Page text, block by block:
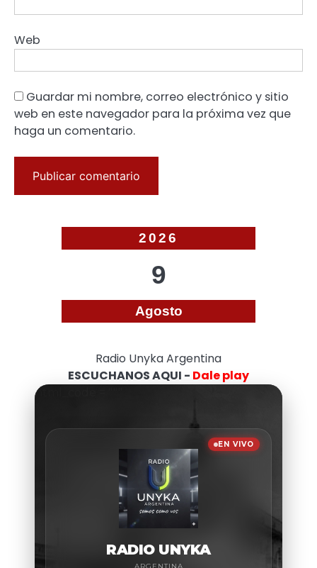
Web
Guardar mi nombre, correo electrónico y sitio
web en este navegador para la próxima vez que
haga un comentario.
2026
9
Agosto
Radio Unyka Argentina
ESCUCHANOS AQUI - Dale play